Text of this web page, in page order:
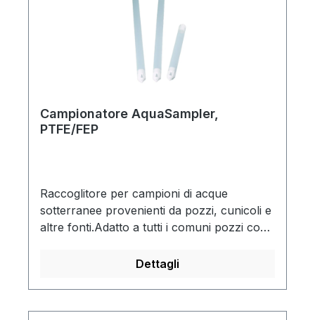
Campionatore AquaSampler,
PTFE/FEP
Raccoglitore per campioni di acque
sotterranee provenienti da pozzi, cunicoli e
altre fonti.Adatto a tutti i comuni pozzi con
senza incepparsi o impigliarsi. Il materiale
alle filettature arrotondate
Dettagli